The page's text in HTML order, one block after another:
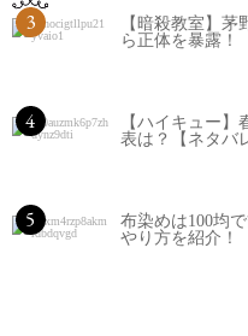
3
【暗殺教室】
ら正体を暴露！
4
【ハイキュー
表は？【ネタバ
5
布染めは100均
やり方を紹介！